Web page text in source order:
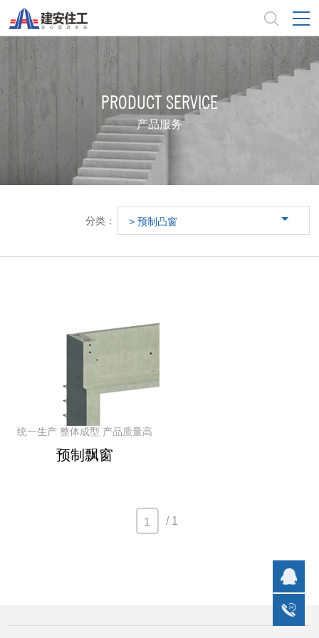
PRODUCT SERVICE
产品服务
分类： > 预制凸窗
统一生产 整体成型 产品质量高
预制飘窗
1 / 1